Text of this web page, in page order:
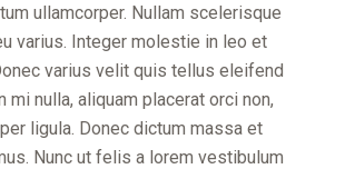
ullamcorper. Nullam scelerisque
varius. Integer molestie in leo et
varius velit quis tellus eleifend
mi nulla, aliquam placerat orci non,
ligula. Donec dictum massa et
Nunc ut felis a lorem vestibulum